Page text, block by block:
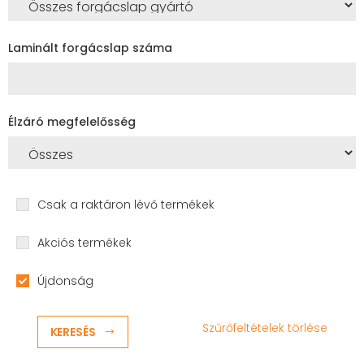
Laminált forgácslap száma
Élzáró megfelelősség
Csak a raktáron lévő termékek
Akciós termékek
Újdonság
KERESÉS Szűrőfeltételek törlése